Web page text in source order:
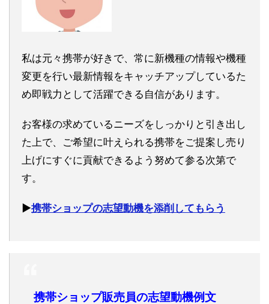
私は元々携帯が好きで、常に新機種の情報や機種
変更を行い最新情報をキャッチアップしているた
め即戦力として活躍できる自信があります。
お客様の求めているニーズをしっかりと引き出し
た上で、ご希望に叶えられる携帯をご提案し売り
上げにすぐに貢献できるよう努めて参る次第で
す。
▶︎携帯ショップの志望動機を添削してもらう
携帯ショップ販売員の志望動機例文